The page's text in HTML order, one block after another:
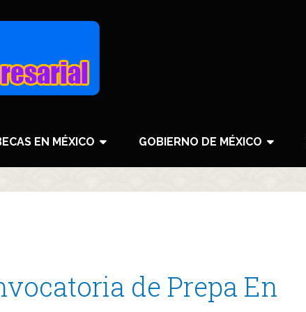
EN MÉXICO GOBIERNO DE MÉXICO
de Prepa En